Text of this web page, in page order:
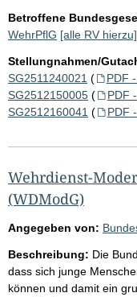
Betroffene
WehrPflG [alle RV hierzu]
Stellungnahmen/
SG2511240021 ( PDF
SG2512150005 ( PDF
SG2512160041 ( PDF
Wehrdienst-
(WDModG)
Angegeben von:
Beschreibung: Die
dass sich junge
können und damit ein